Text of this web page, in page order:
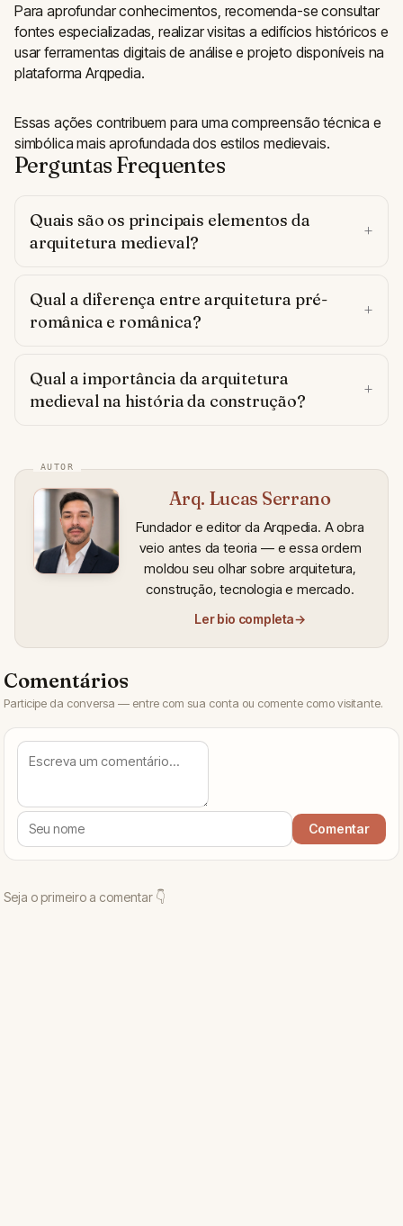
Para aprofundar conhecimentos, recomenda-se consultar
fontes especializadas, realizar visitas a edifícios históricos e
usar ferramentas digitais de análise e projeto disponíveis na
plataforma Arqpedia.
Essas ações contribuem para uma compreensão técnica e
simbólica mais aprofundada dos estilos medievais.
Perguntas Frequentes
Quais são os principais elementos da
arquitetura medieval?
Qual a diferença entre arquitetura pré-
românica e românica?
Qual a importância da arquitetura
medieval na história da construção?
Arq. Lucas Serrano
Fundador e editor da Arqpedia. A obra
veio antes da teoria — e essa ordem
moldou seu olhar sobre arquitetura,
construção, tecnologia e mercado.
Ler bio completa→